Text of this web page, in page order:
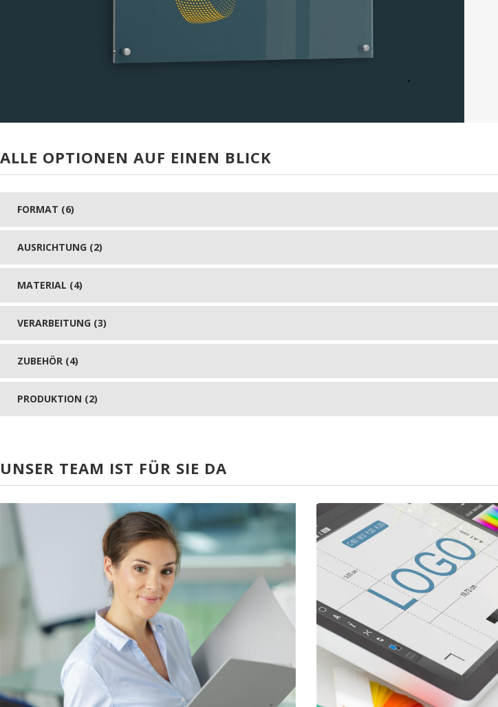
ALLE OPTIONEN AUF EINEN BLICK
FORMAT (6)
AUSRICHTUNG (2)
MATERIAL (4)
VERARBEITUNG (3)
ZUBEHÖR (4)
PRODUKTION (2)
UNSER TEAM IST FÜR SIE DA